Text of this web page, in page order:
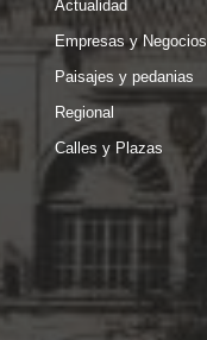
Actualidad
Empresas y Negocios
Paisajes y pedanias
Regional
Calles y Plazas